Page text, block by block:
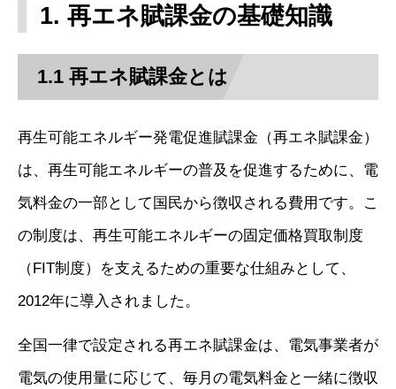
1. 再エネ賦課金の基礎知識
1.1 再エネ賦課金とは
再生可能エネルギー発電促進賦課金（再エネ賦課金）
は、再生可能エネルギーの普及を促進するために、電
気料金の一部として国民から徴収される費用です。こ
の制度は、再生可能エネルギーの固定価格買取制度
（FIT制度）を支えるための重要な仕組みとして、
2012年に導入されました。
全国一律で設定される再エネ賦課金は、電気事業者が
電気の使用量に応じて、毎月の電気料金と一緒に徴収